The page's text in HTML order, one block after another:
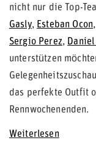
nicht nur die Top-
Gasly, Esteban Ocon,
Sergio Perez,
unterstützen
das perfekte Outfit
Rennwochenenden.
Weiterlesen